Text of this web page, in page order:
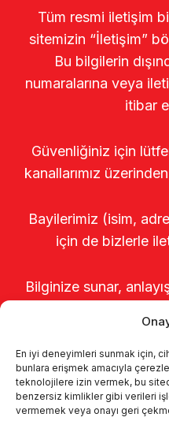
En iyi deneyimleri sunmak için,
bunlara erişmek amacıyla
teknolojilere izin vermek, bu
benzersiz kimlikler gibi verileri
vermemek veya onayı geri
Tüm resmi iletişim
sitemizin “İletişim”
Bu bilgilerin
numaralarına veya
itibar
Güvenliğiniz için
kanallarımız
Bayilerimiz (isim,
için de bizlerle
Bilginize sunar,